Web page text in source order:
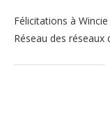
Félicitations à
Réseau des réseaux